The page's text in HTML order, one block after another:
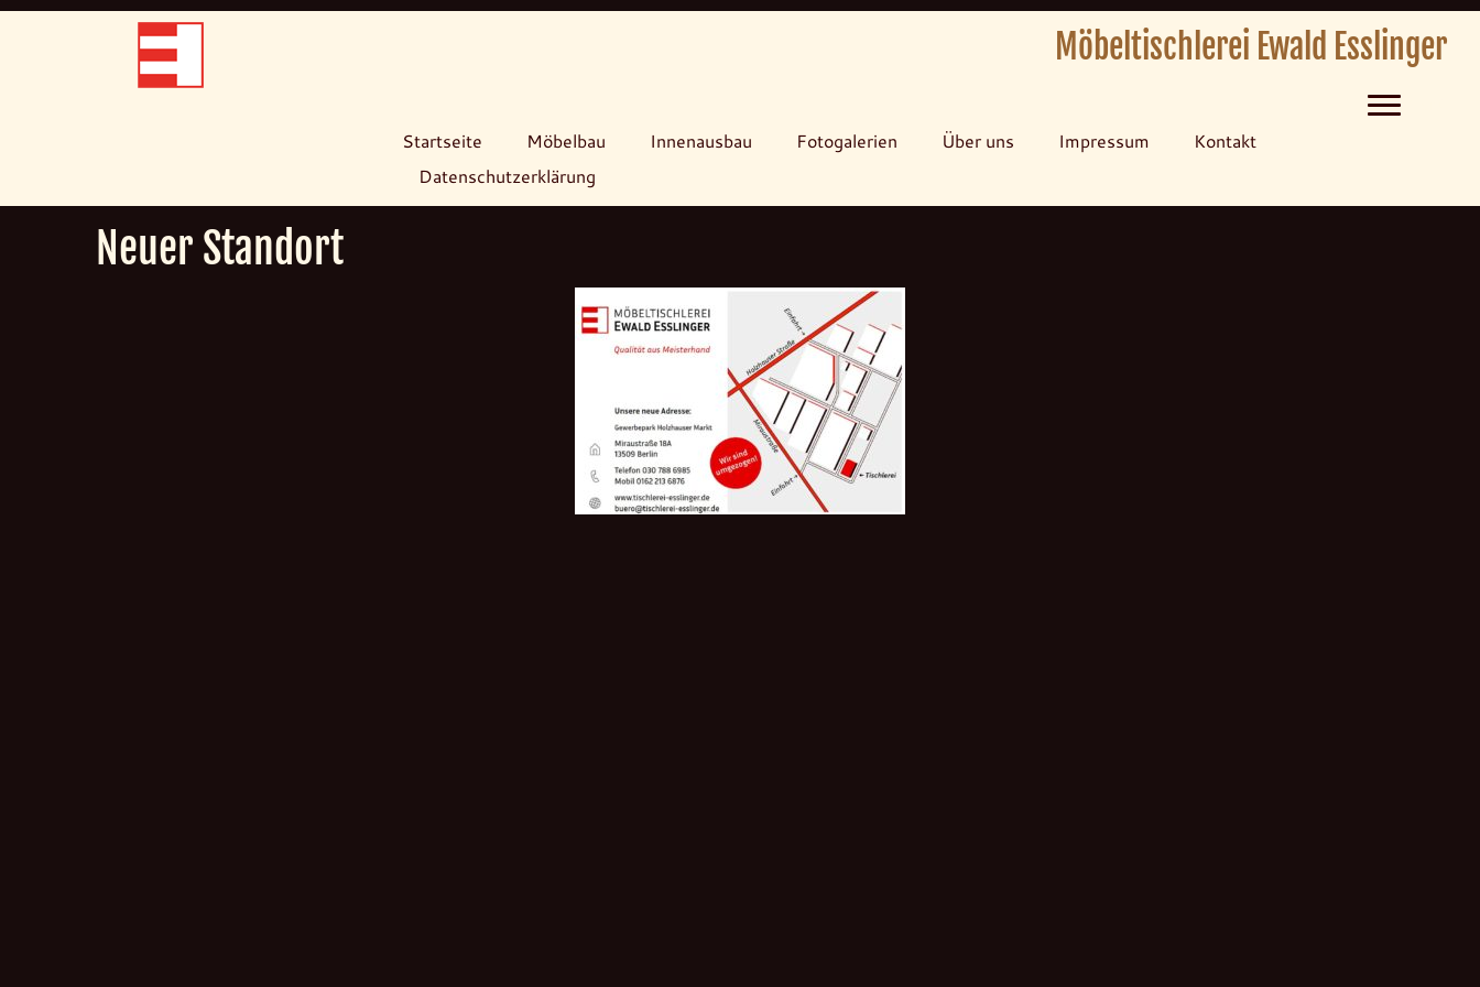
Inhalt
Möbeltischlerei Ewald Esslinger
Startseite Möbelbau Innenausbau Fotogalerien Über uns Impressum
Kontakt
Datenschutzerklärung
Neuer Standort